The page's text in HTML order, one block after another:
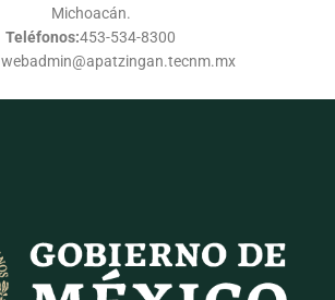
Michoacán.
Teléfonos:453-534-8300
webadmin@apatzingan.tecnm.mx